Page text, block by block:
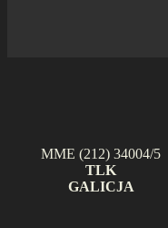
MME (212) 34004/5
TLK
GALICJA